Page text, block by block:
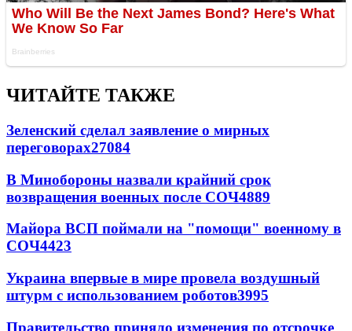
ЧИТАЙТЕ ТАКЖЕ
Зеленский сделал заявление о мирных
переговорах27084
В Минобороны назвали крайний срок
возвращения военных после СОЧ4889
Майора ВСП поймали на "помощи" военному в
СОЧ4423
Украина впервые в мире провела воздушный
штурм с использованием роботов3995
Правительство приняло изменения по отсрочке